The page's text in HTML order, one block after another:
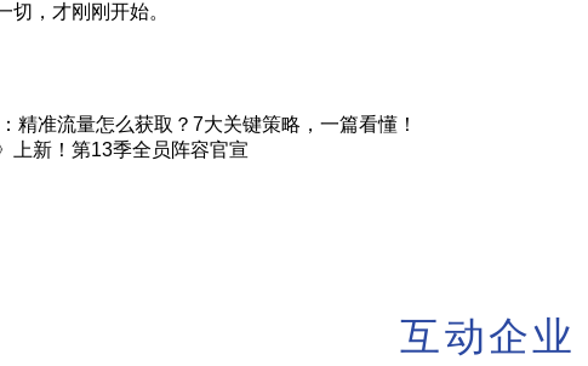
切，才刚刚开始。
精准流量怎么获取？7大关键策略，一篇看懂！
上新！第13季全员阵容官宣
互动企业